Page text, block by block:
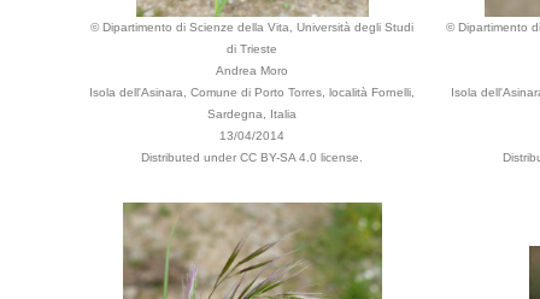
© Dipartimento di Scienze della Vita, Università degli Studi
di Trieste
Andrea Moro
Isola dell'Asinara, Comune di Porto Torres, località Fornelli,
Sardegna, Italia
13/04/2014
Distributed under CC BY-SA 4.0 license.
© Dipartimento
Isola